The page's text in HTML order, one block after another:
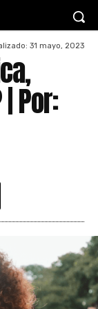
31 mayo, 2023
Por: